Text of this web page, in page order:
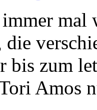
die
zum
Amos